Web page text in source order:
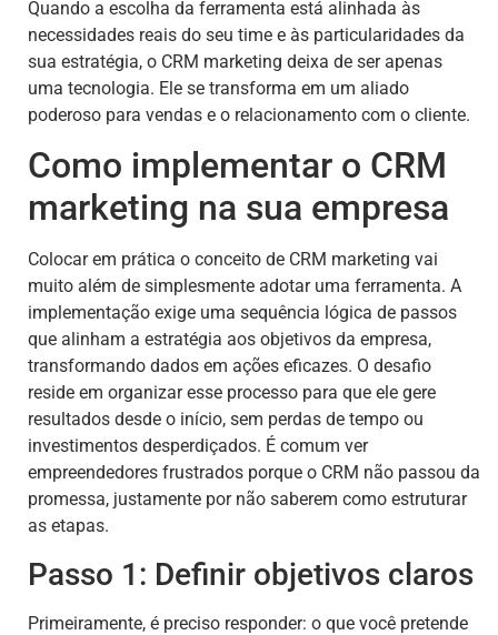
Quando a escolha da ferramenta está alinhada às
necessidades reais do seu time e às particularidades da
sua estratégia, o CRM marketing deixa de ser apenas
uma tecnologia. Ele se transforma em um aliado
poderoso para vendas e o relacionamento com o cliente.
Como implementar o CRM
marketing na sua empresa
Colocar em prática o conceito de CRM marketing vai
muito além de simplesmente adotar uma ferramenta. A
implementação exige uma sequência lógica de passos
que alinham a estratégia aos objetivos da empresa,
transformando dados em ações eficazes. O desafio
reside em organizar esse processo para que ele gere
resultados desde o início, sem perdas de tempo ou
investimentos desperdiçados. É comum ver
empreendedores frustrados porque o CRM não passou da
promessa, justamente por não saberem como estruturar
as etapas.
Passo 1: Definir objetivos claros
Primeiramente, é preciso responder: o que você pretende